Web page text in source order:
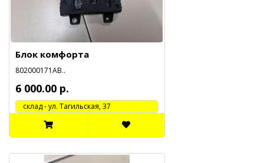
Блок комфорта
802000171АВ..
6 000.00 р.
cклад - ул. Тагильская, 37